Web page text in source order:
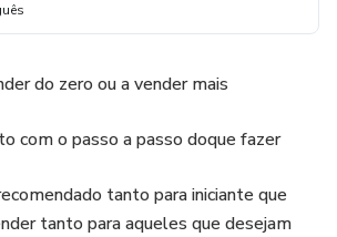
do zero ou a vender mais
com o passo a passo doque fazer
tanto para iniciante que
tanto para aqueles que desejam